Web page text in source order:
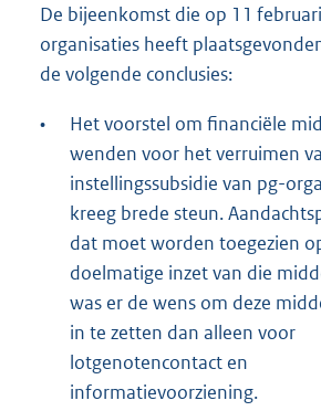
De bijeenkomst die op 11
organisaties heeft
de volgende conclusies:
•
Het voorstel om financiële
wenden voor het verruimen
instellingssubsidie van pg-
kreeg brede steun.
dat moet worden toegezien
doelmatige inzet van die
was er de wens om deze
in te zetten dan alleen voor
lotgenotencontact en
informatievoorziening.